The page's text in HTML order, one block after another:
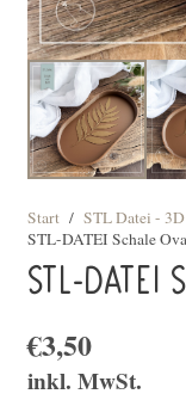
Start / STL Datei -
STL-DATEI Schale
STL-DATEI
€3,50
inkl. MwSt.